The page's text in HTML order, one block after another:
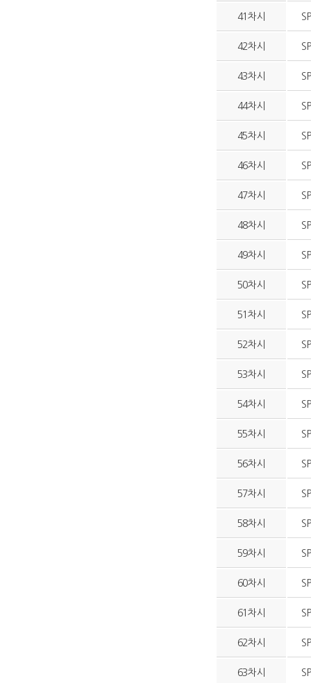
41차시
42차시
43차시
44차시
45차시
46차시
47차시
48차시
49차시
50차시
51차시
52차시
53차시
54차시
55차시
56차시
57차시
58차시
59차시
60차시
61차시
62차시
63차시